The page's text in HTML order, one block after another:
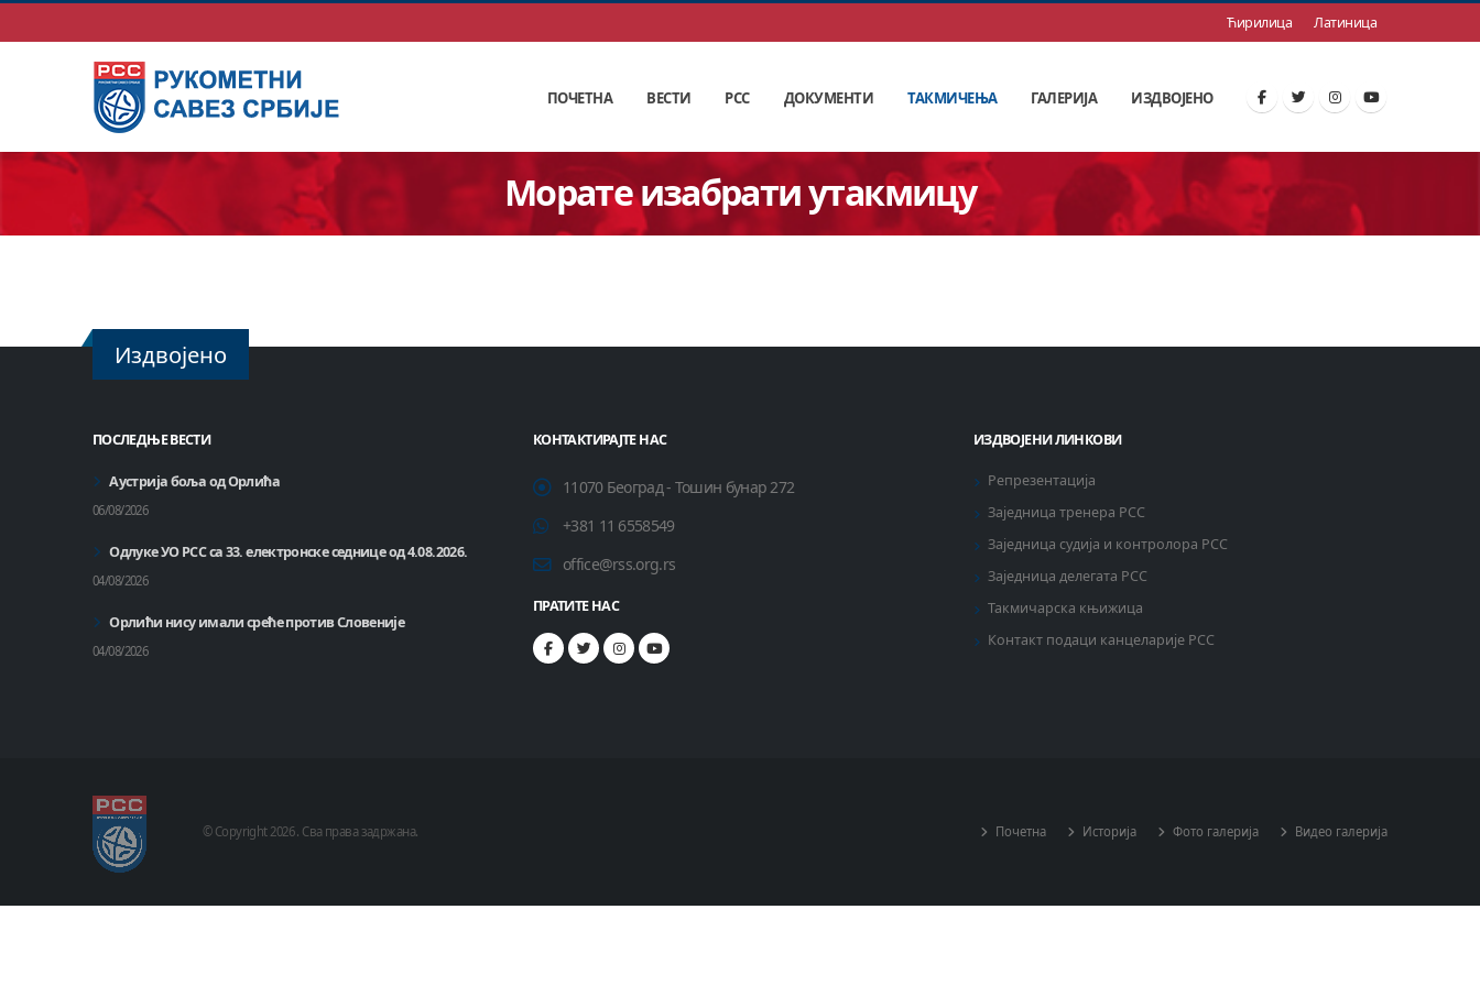
Ћирилица Латиница
ПОЧЕТНА ВЕСТИ РСС ДОКУМЕНТИ ТАКМИЧЕЊА ГАЛЕРИЈА ИЗДВОЈЕНО
Морате изабрати утакмицу
Издвојено
ПОСЛЕДЊЕ ВЕСТИ
Аустрија боља од Орлића
06/08/2026
Одлуке УО РСС са 33. електронске седнице од 4.08.2026.
04/08/2026
Орлићи нису имали среће против Словеније
04/08/2026
КОНТАКТИРАЈТЕ НАС
11070 Београд - Тошин бунар 272
+381 11 6558549
office@rss.org.rs
ПРАТИТЕ НАС
ИЗДВОЈЕНИ ЛИНКОВИ
Репрезентација
Заједница тренера РСС
Заједница судија и контролора РСС
Заједница делегата РСС
Такмичарска књижица
Контакт подаци канцеларије РСС
© Copyright 2026 . Сва права задржана. Почетна Историја Фото галерија Видео галерија